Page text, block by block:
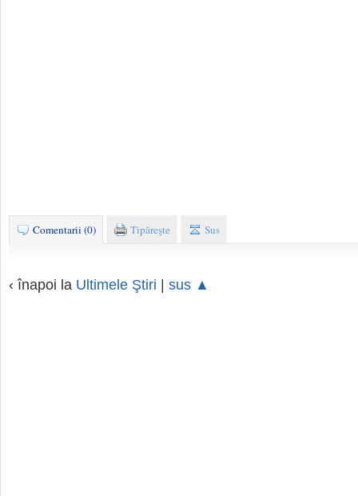
Comentarii (0) Tipăreşte Sus
‹ înapoi la Ultimele Ştiri sus ▲